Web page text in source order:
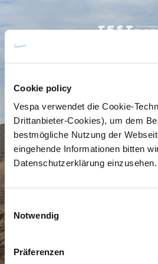
Cookie policy
Vespa verwendet die Cookie-
Drittanbieter-Cookies), um dem
bestmögliche Nutzung der
eingehende Informationen bitten
Datenschutzerklärung einzusehen.
Einwilligungsauswahl
Notwendig
Präferenzen
READY TO WEAR &